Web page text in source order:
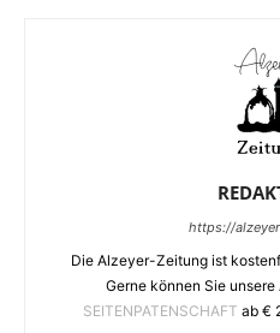
https://
Die Alzeyer-Zeitung ist
Gerne können Sie
SEITENPATENSCHAFT ab €